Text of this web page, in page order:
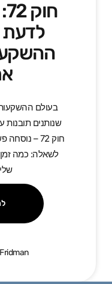
לדעת
בעולם
שנותנים
חוק 72 –
לשאלה: כמה